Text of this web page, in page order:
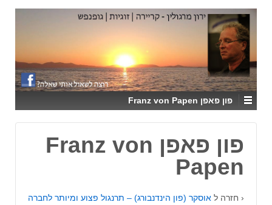
↓
SKIP
TO
MAIN
CONTENT
פון פאפן Franz von Papen
פון פאפן Franz von
Papen
‹ חזרה ל אוסקר (פון הינדנבורג) – תרנגול פצוע ומיותר לחברה